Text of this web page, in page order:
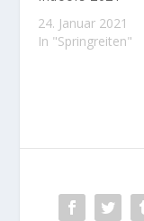
24. Januar 2021
In "Springreiten"